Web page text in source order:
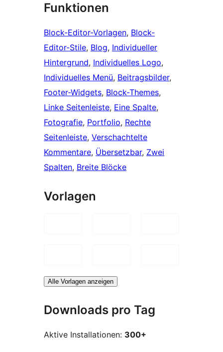
Funktionen
Block-Editor-Vorlagen, Block-
Editor-Stile, Blog, Individueller
Hintergrund, Individuelles Logo
Individuelles Menü, Beitragsbilder
Footer-Widgets, Block-Themes
Linke Seitenleiste, Eine Spalte
Fotografie, Portfolio, Rechte
Seitenleiste, Verschachtelte
Kommentare, Übersetzbar, Zwei
Spalten, Breite Blöcke
Vorlagen
Alle Vorlagen anzeigen
Downloads pro Tag
Aktive Installationen: 300+